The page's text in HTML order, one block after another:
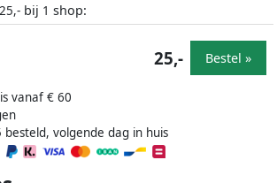
25,- bij 1 shop:
vanaf € 60
volgende dag in huis
25,- Bestel »